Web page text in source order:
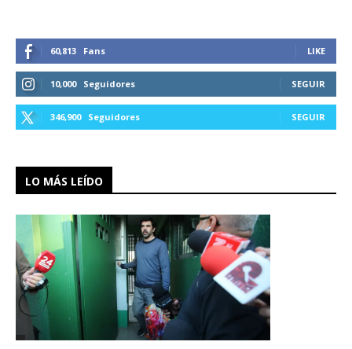
60,813 Fans LIKE
10,000 Seguidores SEGUIR
346,900 Seguidores SEGUIR
LO MÁS LEÍDO